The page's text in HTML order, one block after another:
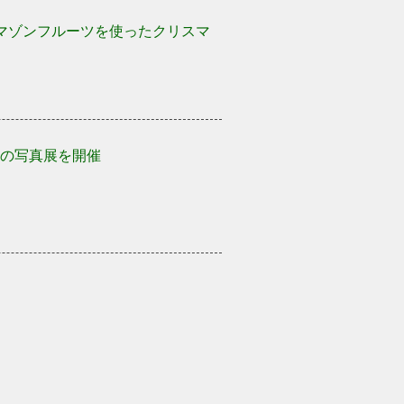
ゾンフルーツを使ったクリスマ
写真展を開催